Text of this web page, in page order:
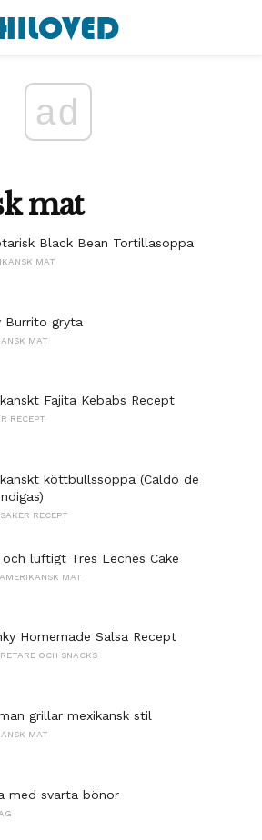
ad
mat
Black Bean Tortillasoppa
MAT
Burrito gryta
MAT
Fajita Kebabs Recept
RECEPT
köttbullssoppa (Caldo de
RECEPT
luftigt Tres Leches Cake
MAT
Homemade Salsa Recept
OCH SNACKS
grillar mexikansk stil
MAT
med svarta bönor